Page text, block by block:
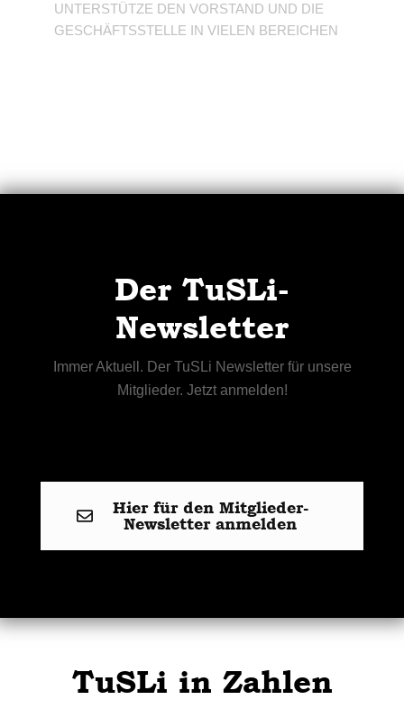
UNTERSTÜTZE DEN VORSTAND UND DIE
GESCHÄFTSSTELLE IN VIELEN BEREICHEN
Der TuSLi-
Newsletter
Immer Aktuell. Der TuSLi Newsletter für unsere
Mitglieder. Jetzt anmelden!
Hier für den Mitglieder-
Newsletter anmelden
TuSLi in Zahlen